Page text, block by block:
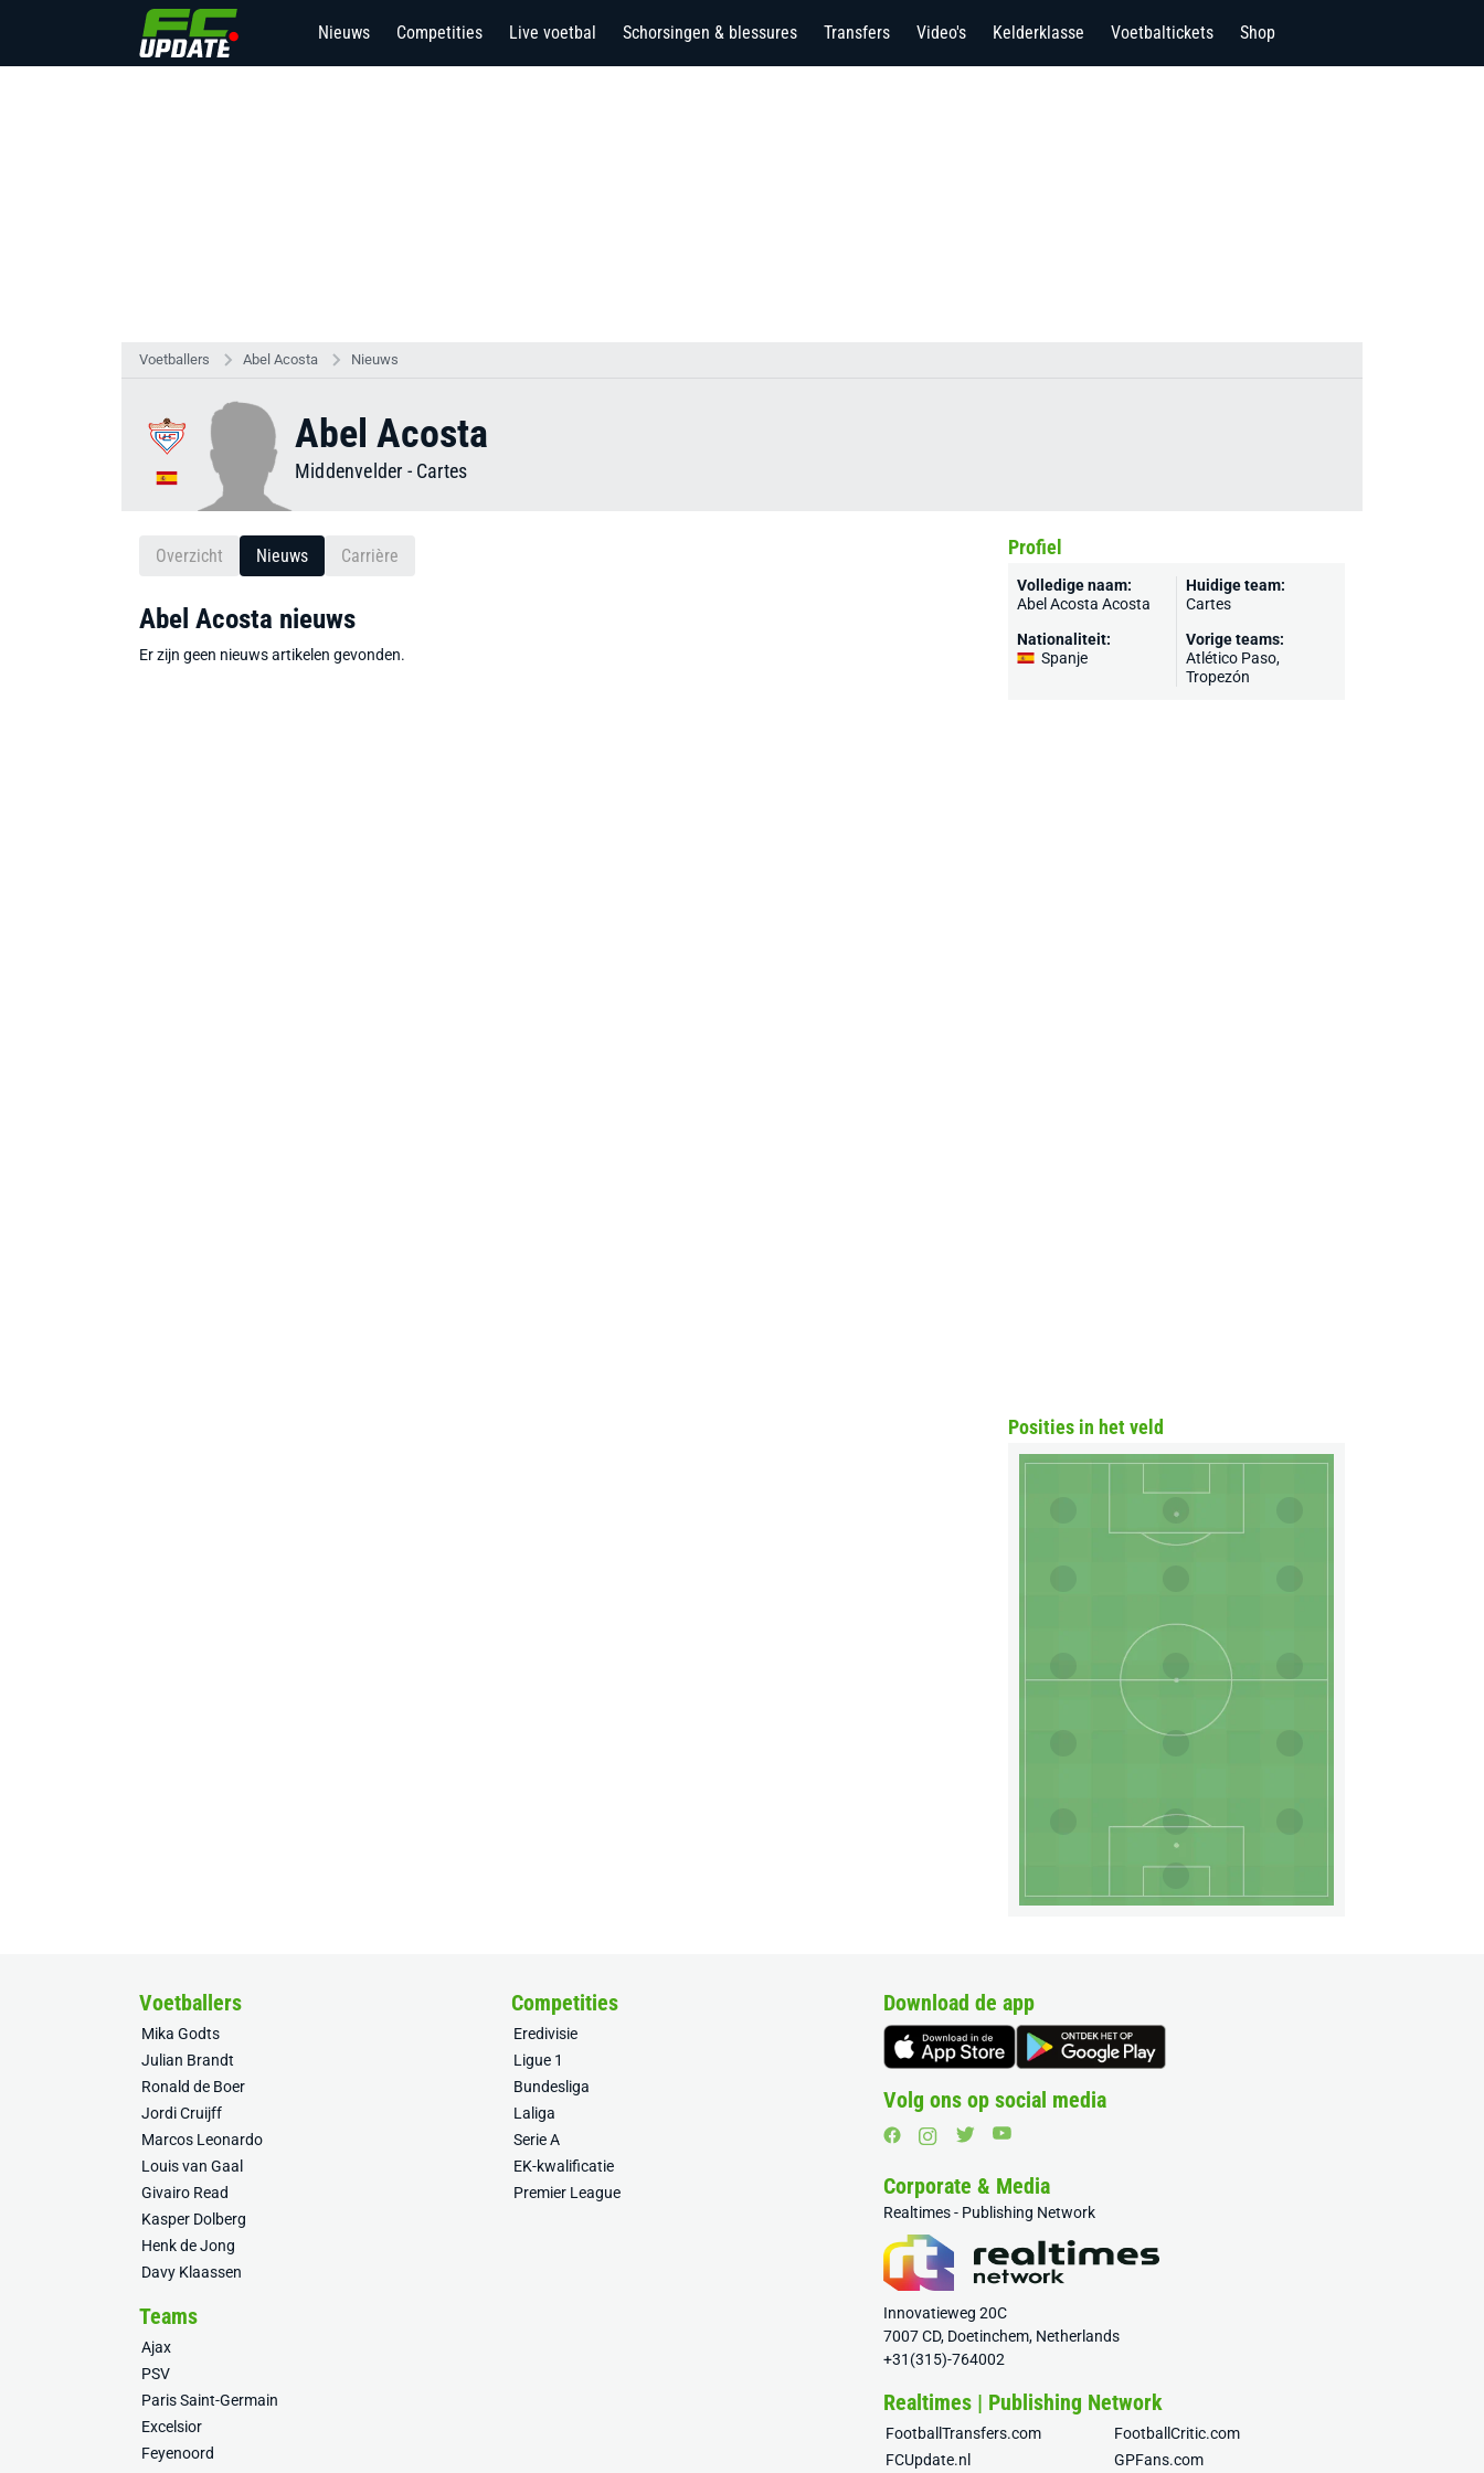
Nieuws Competities Live voetbal Schorsingen & blessures Transfers Video's Kelderklasse Voetbaltickets Shop
Voetballers Abel Acosta Nieuws
Abel Acosta
Middenvelder - Cartes
Overzicht Nieuws Carrière
Abel Acosta nieuws
Er zijn geen nieuws artikelen gevonden.
Profiel
Volledige naam:
Abel Acosta Acosta
Nationaliteit:
Spanje
Huidige team:
Cartes
Vorige teams:
Atlético Paso,
Tropezón
Posities in het veld
Voetballers
Mika Godts
Julian Brandt
Ronald de Boer
Jordi Cruijff
Marcos Leonardo
Louis van Gaal
Givairo Read
Kasper Dolberg
Henk de Jong
Davy Klaassen
Competities
Eredivisie
Ligue 1
Bundesliga
Laliga
Serie A
EK-kwalificatie
Premier League
Teams
Ajax
PSV
Paris Saint-Germain
Excelsior
Feyenoord
Download de app
Volg ons op social media
Corporate & Media
Realtimes - Publishing Network
Innovatieweg 20C
7007 CD, Doetinchem, Netherlands
+31(315)-764002
Realtimes | Publishing Network
FootballTransfers.com
FootballCritic.com
FCUpdate.nl
GPFans.com